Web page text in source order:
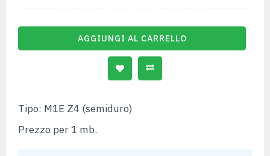
AGGIUNGI AL CARRELLO
Tipo: M1E Z4 (semiduro)
Prezzo per 1 mb.